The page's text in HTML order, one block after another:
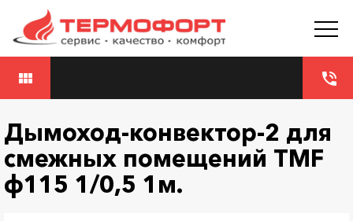
phone_in_talk
view_module
Дымоход-конвектор-2 для
смежных помещений TMF
ф115 1/0,5 1м.